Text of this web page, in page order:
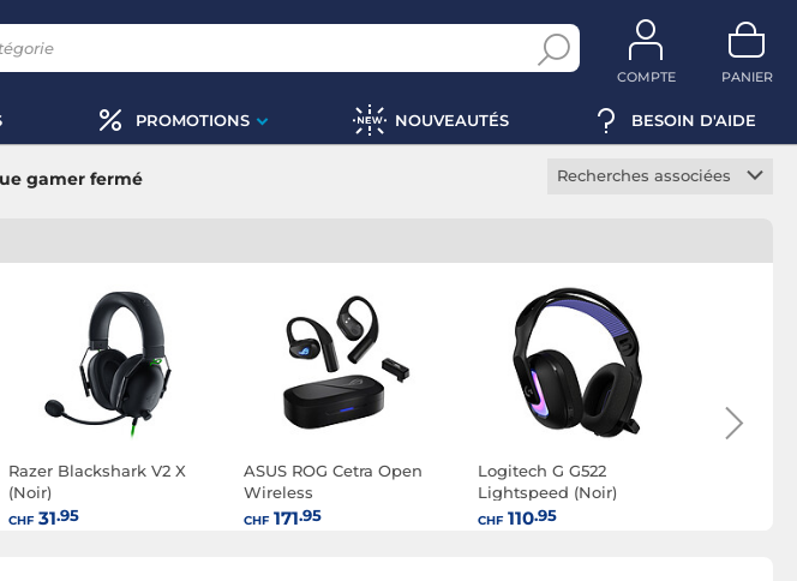
COMPTE PANIER
PROMOTIONS NOUVEAUTÉS BESOIN D'AIDE
gamer fermé
Recherches associées
Casque gamer fermé
Casque gamer
circumaural
Casque gamer supra-
auriculaire
Casque gamer LED
Casque gamer micro
amovible
Razer Blackshark V2 X
(Noir)
CHF31.95
ASUS ROG Cetra Open
Wireless
CHF171.95
Logitech G G522
Lightspeed (Noir)
CHF110.95